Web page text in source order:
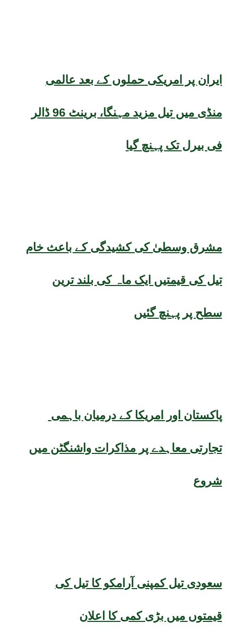
ایران پر امریکی حملوں کے بعد عالمی
منڈی میں تیل مزید مہنگا، برینٹ 96 ڈالر
فی بیرل تک پہنچ گیا
مشرق وسطیٰ کی کشیدگی کے باعث خام
تیل کی قیمتیں ایک ماہ کی بلند ترین
سطح پر پہنچ گئیں
تجارتی معاہدے پر مذاکرات واشنگٹن میں
شروع
سعودی تیل کمپنی آرامکو کا تیل کی
قیمتوں میں بڑی کمی کا اعلان